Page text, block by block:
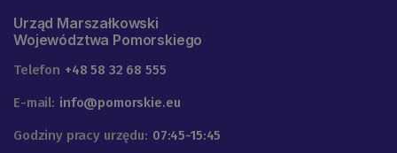
Urząd Marszałkowski
Województwa Pomorskiego
Telefon +48 58 32 68 555
E-mail: info@pomorskie.eu
Godziny pracy urzędu: 07:45-15:45